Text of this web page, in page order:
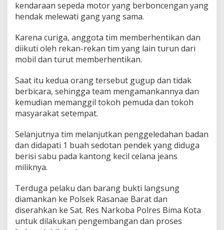
kendaraan sepeda motor yang berboncengan yang
hendak melewati gang yang sama.
Karena curiga, anggota tim memberhentikan dan
diikuti oleh rekan-rekan tim yang lain turun dari
mobil dan turut memberhentikan.
Saat itu kedua orang tersebut gugup dan tidak
berbicara, sehingga team mengamankannya dan
kemudian memanggil tokoh pemuda dan tokoh
masyarakat setempat.
Selanjutnya tim melanjutkan penggeledahan badan
dan didapati 1 buah sedotan pendek yang diduga
berisi sabu pada kantong kecil celana jeans
miliknya.
Terduga pelaku dan barang bukti langsung
diamankan ke Polsek Rasanae Barat dan
diserahkan ke Sat. Res Narkoba Polres Bima Kota
untuk dilakukan pengembangan dan proses